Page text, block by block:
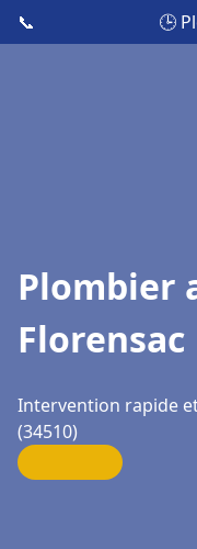
📞 🕒
Plombier
Florensac
Intervention rapide
(34510)